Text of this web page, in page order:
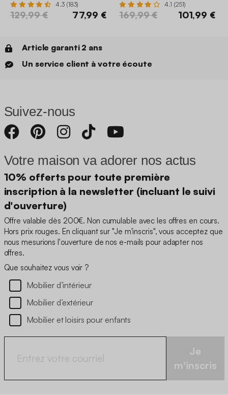
4.3 (183)
129,99 € 77,99 €
4.1 (251)
169,99 € 101,99 €
Article garanti 2 ans
Un service client à votre écoute
Suivez-nous
Votre maison va adorer nos actus
10% offerts pour toute première
inscription à la newsletter (incluant le suivi
d'ouverture)
Offre valable dès 200€. Non cumulable avec les offres en cours.
Hors prix rouges. En cliquant sur "Je m'inscris", vous acceptez que
nous mesurions l'ouverture de nos e-mails pour adapter nos
offres.
Que souhaitez vous voir ?
Mobilier d’intérieur
Mobilier d’extérieur
Mobilier et loisirs pour enfants
Je
m'inscris